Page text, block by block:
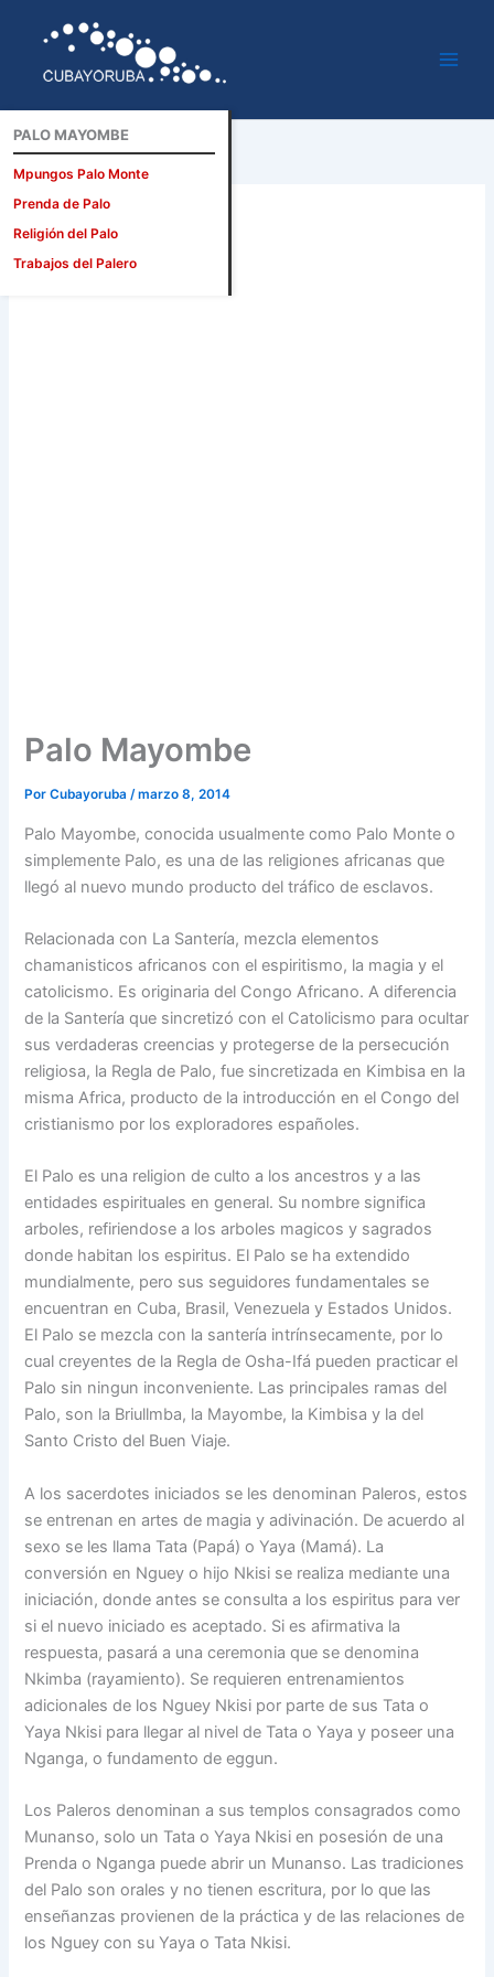
contenido
Palo Mayombe
PorCubayoruba/marzo 8, 2014
Palo Mayombe, conocida usualmente como Palo Monte o
simplemente Palo, es una de las religiones africanas que
llegó al nuevo mundo producto del tráfico de esclavos.
Relacionada con La Santería, mezcla elementos
chamanisticos africanos con el espiritismo, la magia y el
catolicismo. Es originaria del Congo Africano. A diferencia
de la Santería que sincretizó con el Catolicismo para ocultar
sus verdaderas creencias y protegerse de la persecución
religiosa, la Regla de Palo, fue sincretizada en Kimbisa en la
misma Africa, producto de la introducción en el Congo del
cristianismo por los exploradores españoles.
El Palo es una religion de culto a los ancestros y a las
entidades espirituales en general. Su nombre significa
arboles, refiriendose a los arboles magicos y sagrados
donde habitan los espiritus. El Palo se ha extendido
mundialmente, pero sus seguidores fundamentales se
encuentran en Cuba, Brasil, Venezuela y Estados Unidos.
El Palo se mezcla con la santería intrínsecamente, por lo
cual creyentes de la Regla de Osha-Ifá pueden practicar el
Palo sin ningun inconveniente. Las principales ramas del
Palo, son la Briullmba, la Mayombe, la Kimbisa y la del
Santo Cristo del Buen Viaje.
A los sacerdotes iniciados se les denominan Paleros, estos
se entrenan en artes de magia y adivinación. De acuerdo al
sexo se les llama Tata (Papá) o Yaya (Mamá). La
conversión en Nguey o hijo Nkisi se realiza mediante una
iniciación, donde antes se consulta a los espiritus para ver
si el nuevo iniciado es aceptado. Si es afirmativa la
respuesta, pasará a una ceremonia que se denomina
Nkimba (rayamiento). Se requieren entrenamientos
adicionales de los Nguey Nkisi por parte de sus Tata o
Yaya Nkisi para llegar al nivel de Tata o Yaya y poseer una
Nganga, o fundamento de eggun.
Los Paleros denominan a sus templos consagrados como
Munanso, solo un Tata o Yaya Nkisi en posesión de una
Prenda o Nganga puede abrir un Munanso. Las tradiciones
del Palo son orales y no tienen escritura, por lo que las
enseñanzas provienen de la práctica y de las relaciones de
los Nguey con su Yaya o Tata Nkisi.
PALO MAYOMBE
Mpungos Palo Monte
Prenda de Palo
Religión del Palo
Trabajos del Palero